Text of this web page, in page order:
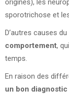
origines), les
sporotrichose et
D’autres causes
comportement,
temps.
En raison des
un bon